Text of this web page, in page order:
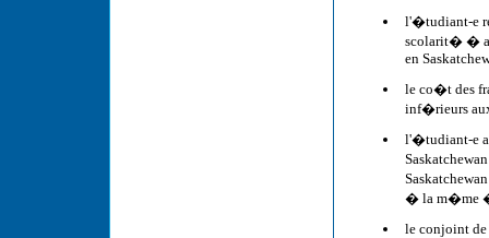
l'�tudiant-e
scolarit� �
en
le co�t des
inf�rieurs
l'�tudiant-e
� la m�me
le conjoint